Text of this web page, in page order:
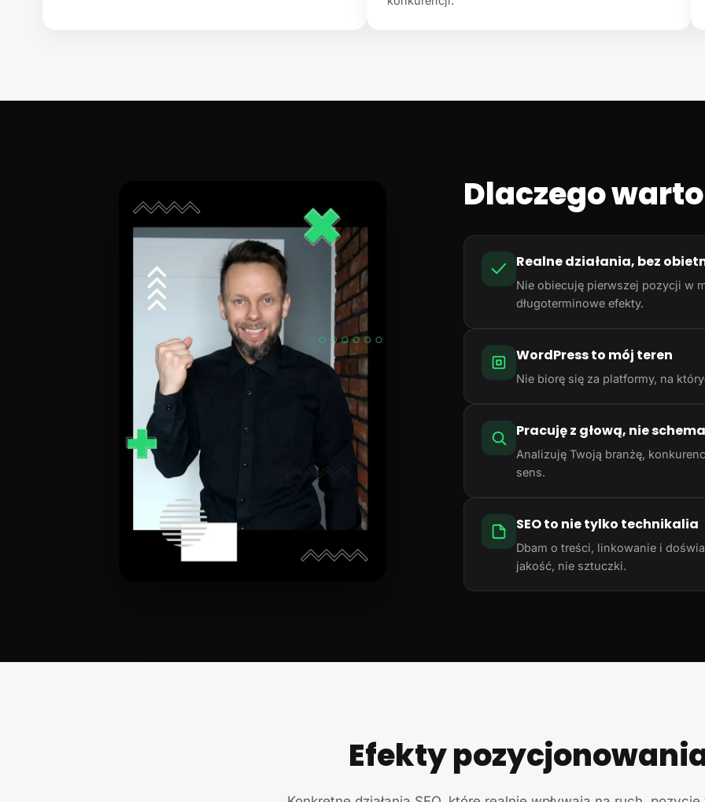
Dlaczego
Realne działania, bez
Nie obiecuję pierwszej pozycji w
długoterminowe efekty.
WordPress to mój teren
Nie biorę się za platformy, na
Pracuję z głową, nie
Analizuję Twoją branżę,
sens.
SEO to nie tylko technikalia
Dbam o treści, linkowanie i
jakość, nie sztuczki.
Efekty